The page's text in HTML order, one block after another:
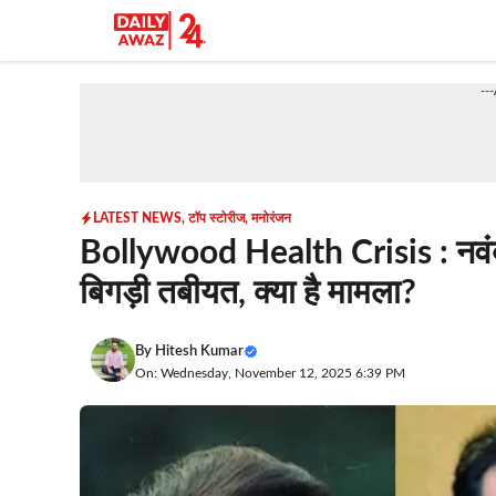
content
---
LATEST NEWS,टॉप स्टोरीज,मनोरंजन
Bollywood Health Crisis :
बिगड़ी तबीयत, क्या है मामला?
By Hitesh Kumar
On: Wednesday, November 12, 2025 6:39 PM